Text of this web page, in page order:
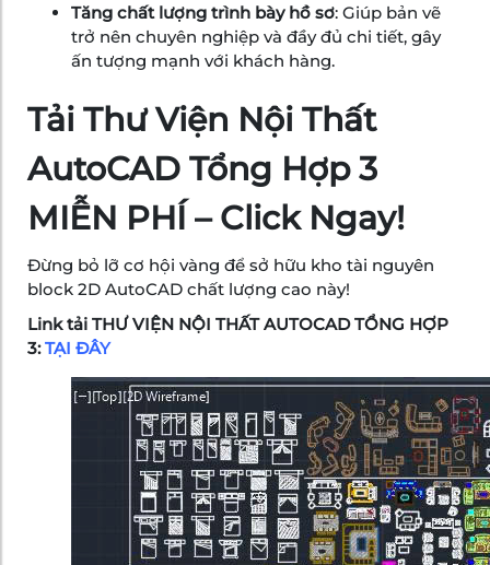
Tăng chất lượng trình bày hồ sơ: Giúp bản vẽ
trở nên chuyên nghiệp và đầy đủ chi tiết, gây
ấn tượng mạnh với khách hàng.
Tải Thư Viện Nội Thất
AutoCAD Tổng Hợp 3
MIỄN PHÍ – Click Ngay!
Đừng bỏ lỡ cơ hội vàng để sở hữu kho tài nguyên
block 2D AutoCAD chất lượng cao này!
Link tải THƯ VIỆN NỘI THẤT AUTOCAD TỔNG HỢP
3:TẠI ĐÂY